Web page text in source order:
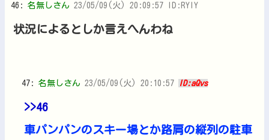
46: 名無しさん 23/05/09(火) 20:09:57 ID:RYlY
状況によるとしか言えへんわね
47: 名無しさん 23/05/09(火) 20:10:57 ID:aQvs
>>46
車パンパンのスキー場とか路肩の縦列の駐車